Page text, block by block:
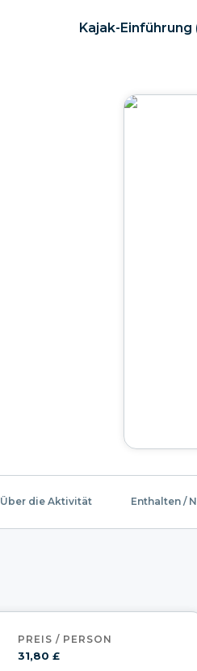
Kajak-Einführung
Über die Aktivität Enthalten /
PREIS / PERSON
31,80 £